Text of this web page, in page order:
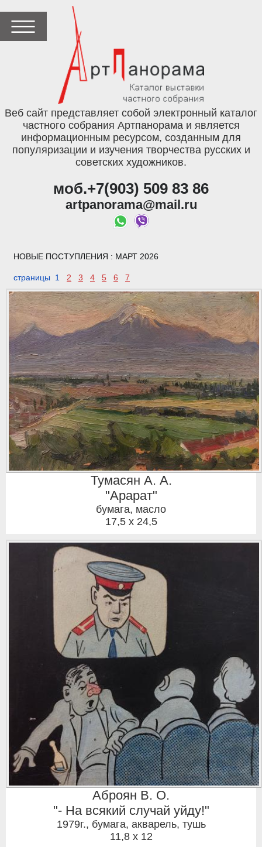
Веб сайт представляет собой электронный каталог
частного собрания Артпанорама и является
информационным ресурсом, созданным для
популяризации и изучения творчества русских и
советских художников.
моб.+7(903) 509 83 86
artpanorama@mail.ru
НОВЫЕ ПОСТУПЛЕНИЯ : МАРТ 2026
страницы 1 2 3 4 5 6 7
Тумасян А. А.
"Арарат"
бумага, масло
17,5 x 24,5
Аброян В. О.
"- На всякий случай уйду!"
1979г., бумага, акварель, тушь
11,8 x 12